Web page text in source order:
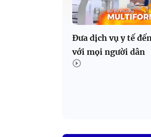
Đưa dịch vụ y tế
với mọi người dân